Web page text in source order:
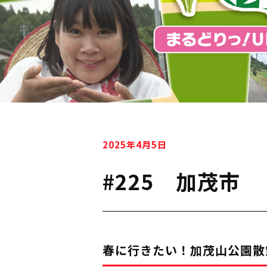
2025年4月5日
#225 加茂市
春に行きたい！加茂山公園